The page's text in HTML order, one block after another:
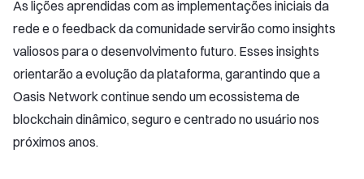
As lições aprendidas com as implementações iniciais da
rede e o feedback da comunidade servirão como insights
valiosos para o desenvolvimento futuro. Esses insights
orientarão a evolução da plataforma, garantindo que a
Oasis Network continue sendo um ecossistema de
blockchain dinâmico, seguro e centrado no usuário nos
próximos anos.